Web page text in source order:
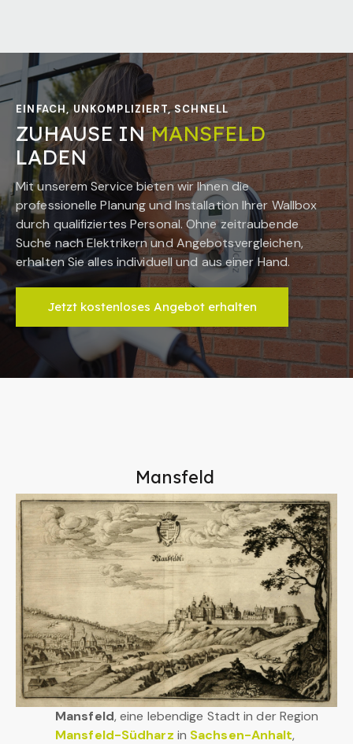
EINFACH, UNKOMPLIZIERT, SCHNELL
ZUHAUSE INMANSFELD
LADEN
Mit unserem Service bieten wir Ihnen die
professionelle Planung und Installation Ihrer Wallbox
durch qualifiziertes Personal. Ohne zeitraubende
Suche nach Elektrikern und Angebotsvergleichen,
erhalten Sie alles individuell und aus einer Hand.
Jetzt kostenloses Angebot erhalten
Mansfeld
Mansfeld, eine lebendige Stadt in der Region
Mansfeld-Südharz in Sachsen-Anhalt,